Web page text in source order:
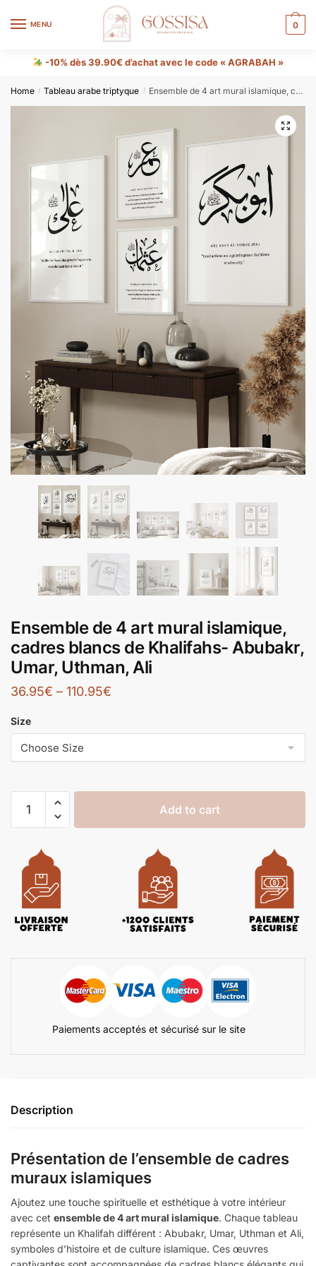
MENU 0
-10% dès 39.90€ d’achat avec le code « AGRABAH »
Home / Tableau arabe triptyque / Ensemble de 4 art mural islamique, cadres blancs de Khalifahs- Abubakr, Umar, Uthman, Ali
Ensemble de 4 art mural islamique,
cadres blancs de Khalifahs- Abubakr,
Umar, Uthman, Ali
36.95€ – 110.95€
Size
Add to cart
Paiements acceptés et sécurisé sur le site
Description
Présentation de l’ensemble de cadres
muraux islamiques
Ajoutez une touche spirituelle et esthétique à votre intérieur
avec cet ensemble de 4 art mural islamique. Chaque tableau
représente un Khalifah différent : Abubakr, Umar, Uthman et Ali,
symboles d’histoire et de culture islamique. Ces œuvres